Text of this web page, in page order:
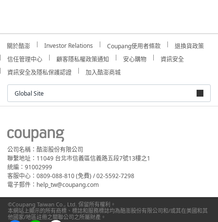
關於酷澎 Investor Relations Coupang使用者條款
退換貨政策
信任管理中心
顧客隱私權政策通知 安心購物
資訊安全
資訊安全及隱私保護認證
加入酷澎商城
Global Site
公司名稱：酷澎股份有限公司
聯繫地址：11049 台北市信義區信義路五段7號13樓之1
統編：91002999
客服中心：0809-088-810 (免費) / 02-5592-7298
電子郵件：help_tw@coupang.com
©Coupang Taiwan Co., Ltd. 保留所有權利。
本網站上顯示的所有商標、標誌和服務標誌均為酷澎股份有限公司和/或其在美國和其
他國家/地區註冊之關聯公司之所屬財產。